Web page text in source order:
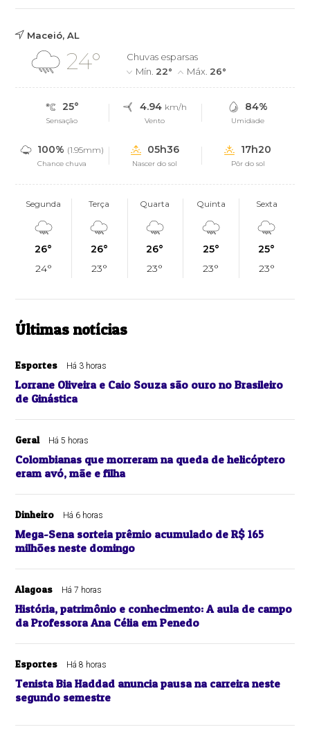
Maceió, AL
24°
Chuvas esparsas
Mín. 22° Máx. 26°
25°
Sensação
4.94 km/h
Vento
84%
Umidade
100% (1.95mm)
Chance chuva
05h36
Nascer do sol
17h20
Pôr do sol
Segunda
26°
24°
Terça
26°
23°
Quarta
26°
23°
Quinta
25°
23°
Sexta
25°
23°
Últimas notícias
Esportes Há 3 horas
Lorrane Oliveira e Caio Souza são ouro no Brasileiro
de Ginástica
Geral Há 5 horas
Colombianas que morreram na queda de helicóptero
eram avó, mãe e filha
Dinheiro Há 6 horas
Mega-Sena sorteia prêmio acumulado de R$ 165
milhões neste domingo
Alagoas Há 7 horas
História, patrimônio e conhecimento: A aula de campo
da Professora Ana Célia em Penedo
Esportes Há 8 horas
Tenista Bia Haddad anuncia pausa na carreira neste
segundo semestre